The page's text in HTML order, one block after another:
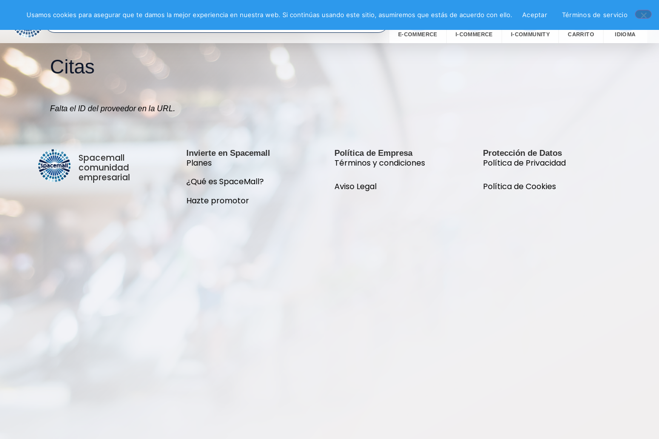
E-COMMERCE I-COMMERCE I-COMMUNITY CARRITO IDIOMA
Citas
Falta el ID del proveedor en la URL.
Spacemall
comunidad
empresarial
Invierte en Spacemall
Planes
¿Qué es SpaceMall?
Hazte promotor
Política de Empresa
Términos y condiciones
Aviso Legal
Protección de Datos
Política de Privacidad
Política de Cookies
Usamos cookies para asegurar que te damos la mejor experiencia en nuestra web. Si continúas usando este sitio, asumiremos que estás de acuerdo con ello. Aceptar Términos de servicio